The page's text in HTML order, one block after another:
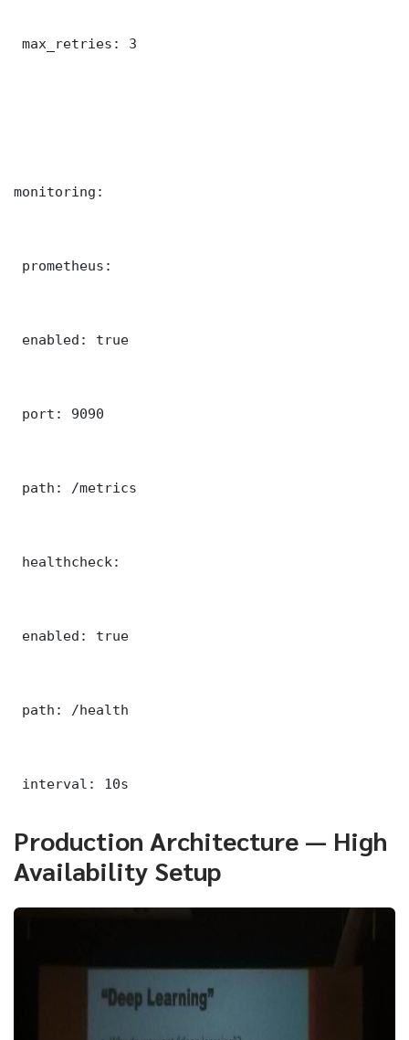
max_retries: 3
monitoring:
prometheus:
enabled: true
port: 9090
path: /metrics
healthcheck:
enabled: true
path: /health
interval: 10s
Production Architecture — High
Availability Setup